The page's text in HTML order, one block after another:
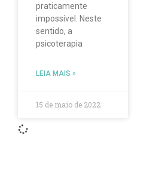
praticamente
impossível. Neste
sentido, a
psicoterapia
LEIA MAIS »
15 de maio de 2022